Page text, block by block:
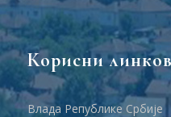
Корисни
Влада Републике Србије